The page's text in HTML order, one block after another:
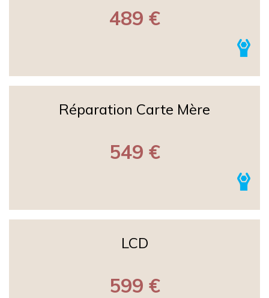
489 €
Réparation Carte Mère
549 €
LCD
599 €